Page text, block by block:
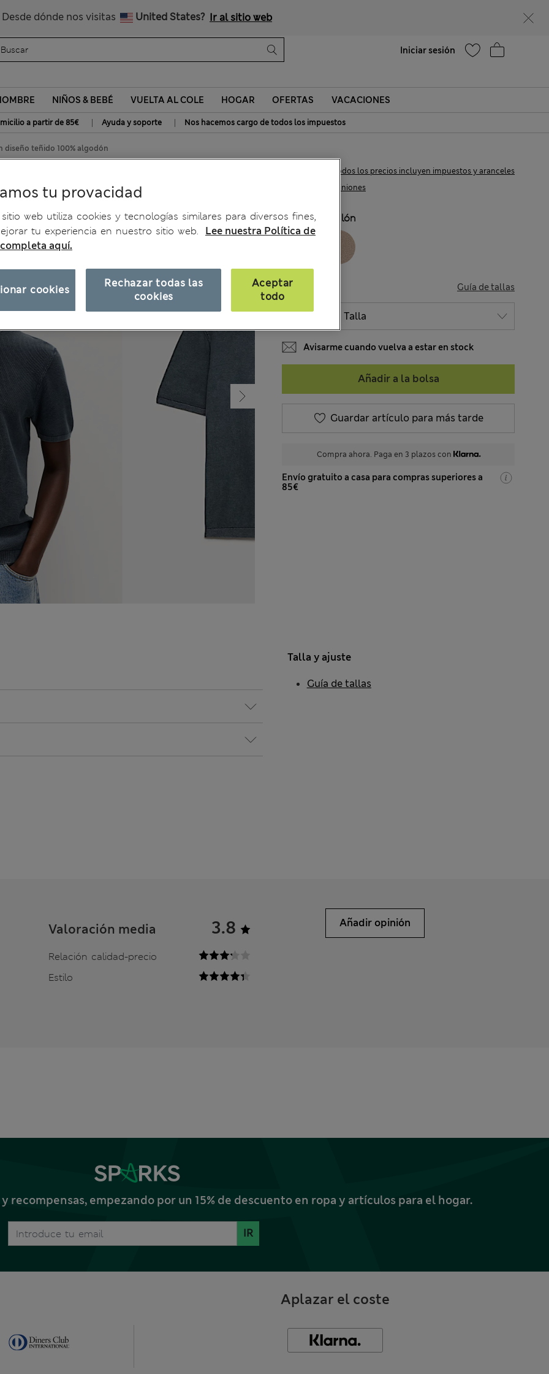
Desde dónde nos visitas United States? Ir al sitio web
Iniciar sesión
NIÑOS & BEBÉ VUELTA AL COLE HOGAR OFERTAS VACACIONES
a partir de 85€ | Ayuda y soporte | Nos hacemos cargo de todos los impuestos
diseño teñido 100% algodón
100% algodón 5 Opiniones
Todos los precios incluyen impuestos y aranceles
COLOR: Azulón
TALLA Guía de tallas
Avisarme cuando vuelva a estar en stock
Añadir a la bolsa
Guardar artículo para más tarde
Compra ahora. Paga en 3 plazos con
Envío gratuito a casa para compras superiores a
85€
Talla y ajuste
Guía de tallas
Valoración media 3.8
Relación calidad-precio
Estilo
Añadir opinión
recompensas, empezando por un 15% de descuento en ropa y artículos para el hogar.
IR
Aplazar el coste
tu provacidad
web utiliza cookies y tecnologías similares para diversos fines,
tu experiencia en nuestro sitio web.
Lee nuestra Política de
aquí.
Rechazar todas las
cookies
Aceptar
todo
cookies